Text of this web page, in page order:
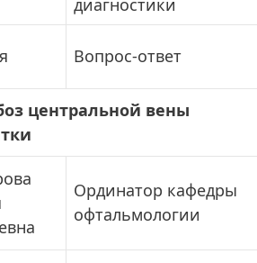
диагностики
Вопрос-ответ
центральной вены
Ординатор кафедры
офтальмологии